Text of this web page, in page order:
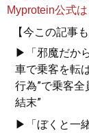
Myprotein公式
【今この記事
▶「邪魔だか
車で乗客を転
行為”で乗客
結末”
▶「ぼくと一